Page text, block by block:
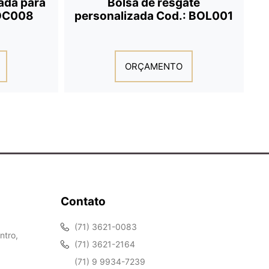
personalizada Cod.: BOL001
ORÇAMENTO
Contato
(71) 3621-0083
(71) 3621-2164
(71) 9 9934-7239